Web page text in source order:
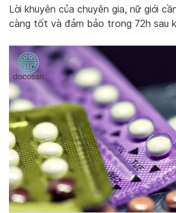
Lời khuyên của chuyên gia, nữ giới
càng tốt và đảm bảo trong 72h sau